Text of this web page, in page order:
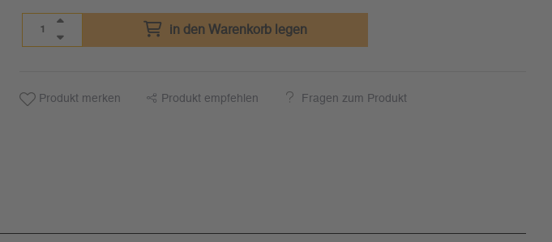
in den Warenkorb legen
Produkt merken Produkt empfehlen Fragen zum Produkt